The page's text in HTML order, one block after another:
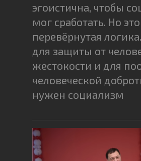
эгоистична, чтобы
мог сработать. Но это
перевёрнутая
для защиты от
жестокости и для
человеческой
нужен социализм